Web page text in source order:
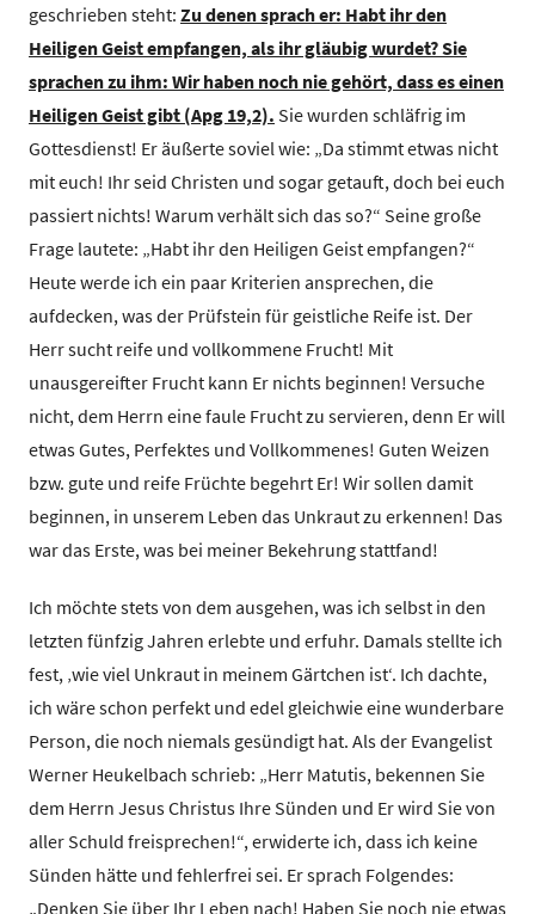
geschrieben steht: Zu denen sprach er: Habt ihr den
Heiligen Geist empfangen, als ihr gläubig wurdet? Sie
sprachen zu ihm: Wir haben noch nie gehört, dass es einen
Heiligen Geist gibt (Apg 19,2). Sie wurden schläfrig im
Gottesdienst! Er äußerte soviel wie: „Da stimmt etwas nicht
mit euch! Ihr seid Christen und sogar getauft, doch bei euch
passiert nichts! Warum verhält sich das so?“ Seine große
Frage lautete: „Habt ihr den Heiligen Geist empfangen?“
Heute werde ich ein paar Kriterien ansprechen, die
aufdecken, was der Prüfstein für geistliche Reife ist. Der
Herr sucht reife und vollkommene Frucht! Mit
unausgereifter Frucht kann Er nichts beginnen! Versuche
nicht, dem Herrn eine faule Frucht zu servieren, denn Er will
etwas Gutes, Perfektes und Vollkommenes! Guten Weizen
bzw. gute und reife Früchte begehrt Er! Wir sollen damit
beginnen, in unserem Leben das Unkraut zu erkennen! Das
war das Erste, was bei meiner Bekehrung stattfand!
Ich möchte stets von dem ausgehen, was ich selbst in den
letzten fünfzig Jahren erlebte und erfuhr. Damals stellte ich
fest, ‚wie viel Unkraut in meinem Gärtchen ist‘. Ich dachte,
ich wäre schon perfekt und edel gleichwie eine wunderbare
Person, die noch niemals gesündigt hat. Als der Evangelist
Werner Heukelbach schrieb: „Herr Matutis, bekennen Sie
dem Herrn Jesus Christus Ihre Sünden und Er wird Sie von
aller Schuld freisprechen!“, erwiderte ich, dass ich keine
Sünden hätte und fehlerfrei sei. Er sprach Folgendes:
„Denken Sie über Ihr Leben nach! Haben Sie noch nie etwas